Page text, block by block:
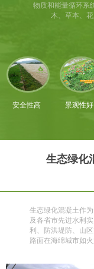
物质和能量循环系
木、草本、
安全性高 景观性好
生态绿化
生态绿化混凝土作
及各省市先进水利
利、防洪堤防、山
路面在海绵城市如